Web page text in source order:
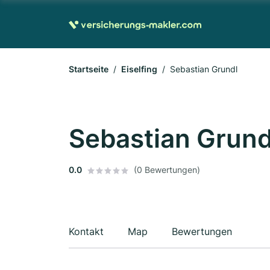
Startseite Eiselfing Sebastian Grundl
Sebastian
0.0 (0 Bewertungen)
Kontakt Map Bewertungen